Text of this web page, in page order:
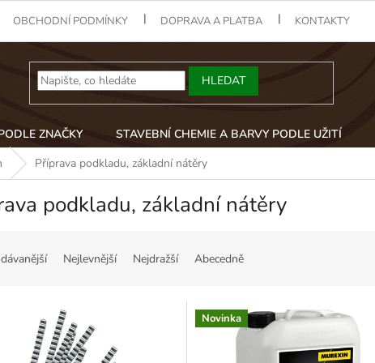
OBCHODNÍ PODMÍNKY DOPRAVA A PLATBA KONTAKTY
HLEDAT
ZNAČKY STAVEBNÍ CHEMIE A BARVY PODLE UŽITÍ
Příprava podkladu, základní nátěry
podkladu, základní nátěry
Nejlevnější Nejdražší Abecedně
Novinka